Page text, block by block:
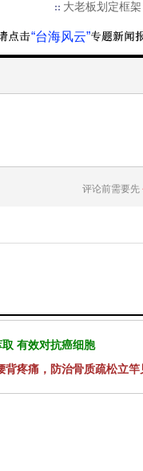
大老板划定框
“台海风云”
评论前需要先
有效对抗癌细胞
疼痛，防治骨质疏松立竿